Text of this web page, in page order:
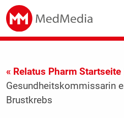
« Relatus Pharm Startseite
Gesundheitskommissarin
Brustkrebs